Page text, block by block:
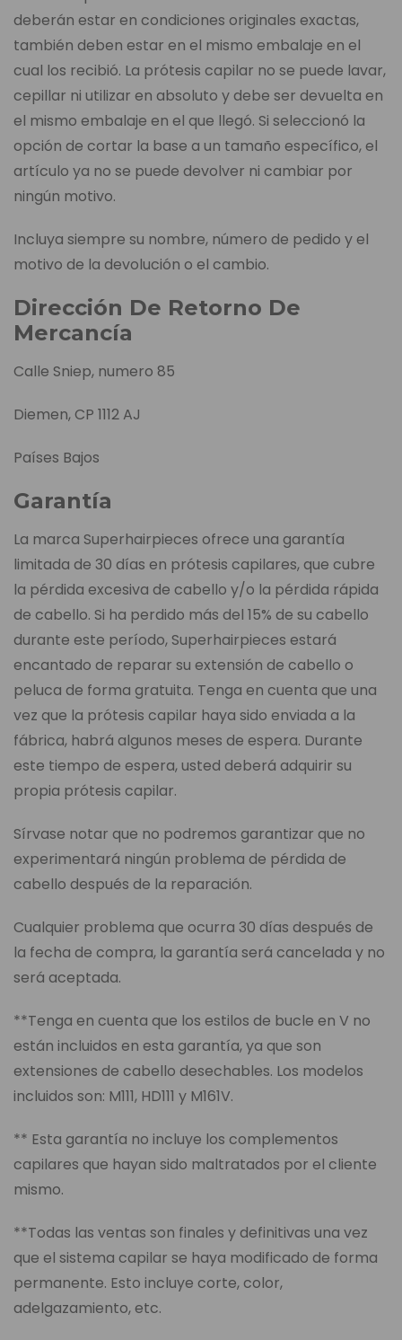
deberán estar en condiciones originales exactas,
también deben estar en el mismo embalaje en el
cual los recibió. La prótesis capilar no se puede lavar,
cepillar ni utilizar en absoluto y debe ser devuelta en
el mismo embalaje en el que llegó. Si seleccionó la
opción de cortar la base a un tamaño específico, el
artículo ya no se puede devolver ni cambiar por
ningún motivo.
Incluya siempre su nombre, número de pedido y el
motivo de la devolución o el cambio.
Dirección De Retorno De
Mercancía
Calle Sniep, numero 85
Diemen, CP 1112 AJ
Países Bajos
Garantía
La marca Superhairpieces ofrece una garantía
limitada de 30 días en prótesis capilares, que cubre
la pérdida excesiva de cabello y/o la pérdida rápida
de cabello. Si ha perdido más del 15% de su cabello
durante este período, Superhairpieces estará
encantado de reparar su extensión de cabello o
peluca de forma gratuita. Tenga en cuenta que una
vez que la prótesis capilar haya sido enviada a la
fábrica, habrá algunos meses de espera. Durante
este tiempo de espera, usted deberá adquirir su
propia prótesis capilar.
Sírvase notar que no podremos garantizar que no
experimentará ningún problema de pérdida de
cabello después de la reparación.
Cualquier problema que ocurra 30 días después de
la fecha de compra, la garantía será cancelada y no
será aceptada.
**Tenga en cuenta que los estilos de bucle en V no
están incluidos en esta garantía, ya que son
extensiones de cabello desechables. Los modelos
incluidos son: M111, HD111 y M161V.
** Esta garantía no incluye los complementos
capilares que hayan sido maltratados por el cliente
mismo.
**Todas las ventas son finales y definitivas una vez
que el sistema capilar se haya modificado de forma
permanente. Esto incluye corte, color,
adelgazamiento, etc.